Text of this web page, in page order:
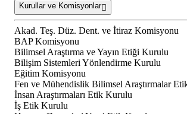
Kurullar ve Komisyonlar
Akad. Teş. Düz. Dent. ve İtiraz Komisyonu
BAP Komisyonu
Bilimsel Araştırma ve Yayın Etiği Kurulu
Bilişim Sistemleri Yönlendirme Kurulu
Eğitim Komisyonu
Fen ve Mühendislik Bilimsel Araştırmalar
İnsan Araştırmaları Etik Kurulu
İş Etik Kurulu